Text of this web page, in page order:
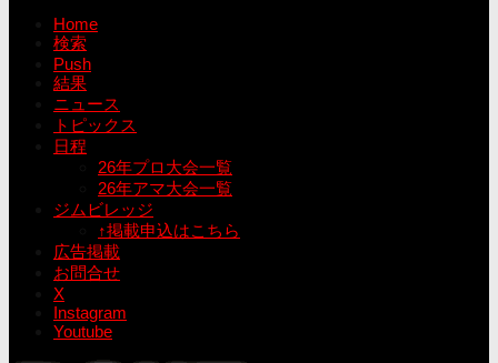
Home
検索
Push
結果
ニュース
トピックス
日程
26年プロ大会一覧
26年アマ大会一覧
ジムビレッジ
↑掲載申込はこちら
広告掲載
お問合せ
X
Instagram
Youtube